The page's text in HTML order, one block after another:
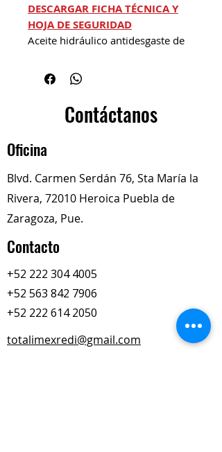
DESCARGAR FICHA TÉCNICA Y
HOJA DE SEGURIDAD
Aceite hidráulico antidesgaste de
grado de limpieza.
Los Equivis ZS 46 F. Se
recomienda para todo tipo de
sistemas hidráulicos operando
al fabricante de la bomba) y alta
puntos calientes).
Lubricantes especialmente
orientados para sistemas
variaciones extremas de
regular todo el año:
Construcción, agricultura,
marinos, transporte y otras
Contáctanos
Oficina
Blvd. Carmen Serdán 76, Sta María la
Rivera, 72010 Heroica Puebla de
Zaragoza, Pue.
Contacto
+52 222 304 4005
+52 563 842 7906
+52 222 614 2050
totalimexredi@gmail.com